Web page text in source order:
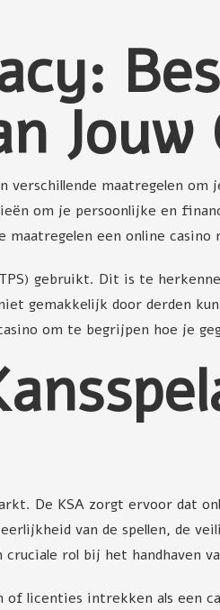
Jouw
maatregelen om
om je persoonlijke en
een online casino
gebruikt. Dit is te
gemakkelijk door derden
om te begrijpen hoe je
De KSA zorgt ervoor dat
van de spellen, de
rol bij het handhaven
licenties intrekken als een